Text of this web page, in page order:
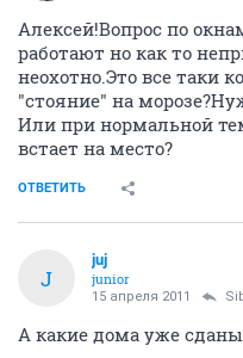
Алексей!Вопрос по
работают но как то
неохотно.Это все таки
"стояние" на
Или при нормальной
встает на место?
ОТВЕТИТЬ
J
juj
junior
15 апреля 2011
А какие дома уже